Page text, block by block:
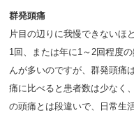
群発頭痛
片目の辺りに我慢できないほ
1回、または年に1～2回程度
んが多いのですが、群発頭痛
痛に比べると患者数は少なく
の頭痛とは段違いで、日常生